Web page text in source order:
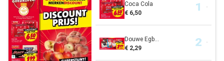
Coca Cola
€ 6,50
Douwe Egb...
€ 2,29